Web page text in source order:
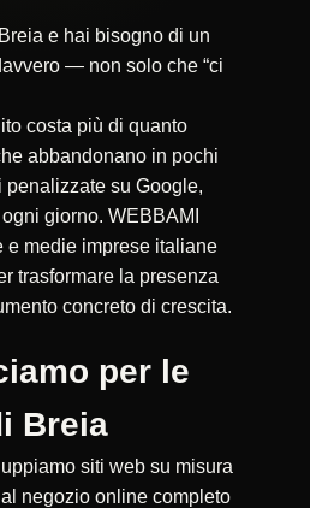
e hai bisogno di un
— non solo che “ci
costa più di quanto
abbandonano in pochi
su Google,
giorno. WEBBAMI
e medie imprese italiane
trasformare la presenza
concreto di crescita.
per le
Breia
siti web su misura
negozio online completo